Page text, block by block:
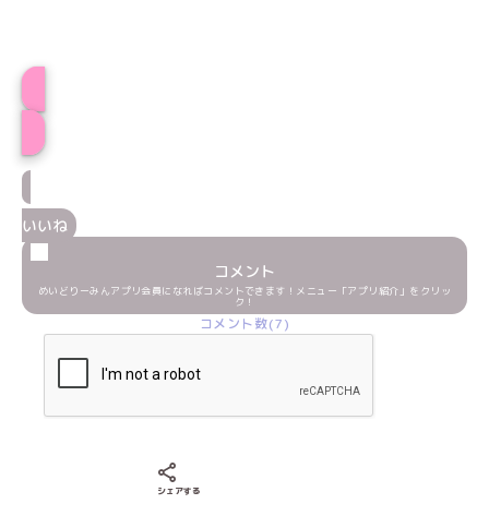
いいね
コメント
めいどりーみんアプリ会員になればコメントできます！メニュー「アプリ紹介」をクリッ
ク！
コメント数(7)
シェアする